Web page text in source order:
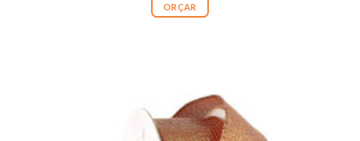
ORÇAR